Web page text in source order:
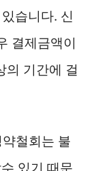
습니다. 신
결제금액이
의 기간에 걸
철회는 불